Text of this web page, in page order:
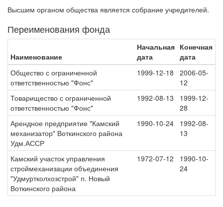
Высшим органом общества является собрание учредителей.
Переименования фонда
Наименование
Начальная
дата
Конечная
дата
Общество с ограниченной
ответственностью "Фонс"
1999-12-18
2006-05-
12
Товарищество с ограниченной
ответственностью "Фонс"
1992-08-13
1999-12-
28
Арендное предприятие "Камский
механизатор" Воткинского района
Удм.АССР
1990-10-24
1992-08-
13
Камский участок управления
строймеханизации объединения
"Удмуртколхозстрой" п. Новый
Воткинского района
1972-07-12
1990-10-
24